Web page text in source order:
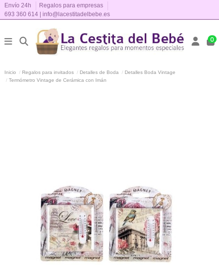
Envío 24h
Regalos para empresas
693 360 614 | info@lacestitadelbebe.es
0
Inicio Regalos para invitados Detalles de Boda
Detalles Boda Vintage
Termómetro Vintage de Cerámica con Imán